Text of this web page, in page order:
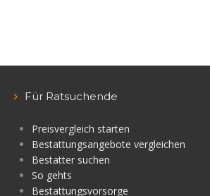
Für Ratsuchende
Preisvergleich starten
Bestattungsangebote vergleichen
Bestatter suchen
So gehts
Bestattungsvorsorge